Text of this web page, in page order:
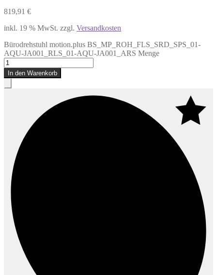
819,91 €
inkl. 19 % MwSt. zzgl. Versandkosten
Bürodrehstuhl motion.plus BS_MP_ROH_FLS_SRD_SPS_01-
AQU-JA001_RLS_01-AQU-JA001_ARS Menge
In den Warenkorb